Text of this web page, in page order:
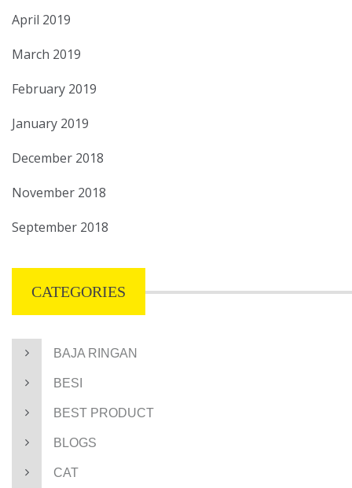
April 2019
March 2019
February 2019
January 2019
December 2018
November 2018
September 2018
CATEGORIES
BAJA RINGAN
BESI
BEST PRODUCT
BLOGS
CAT